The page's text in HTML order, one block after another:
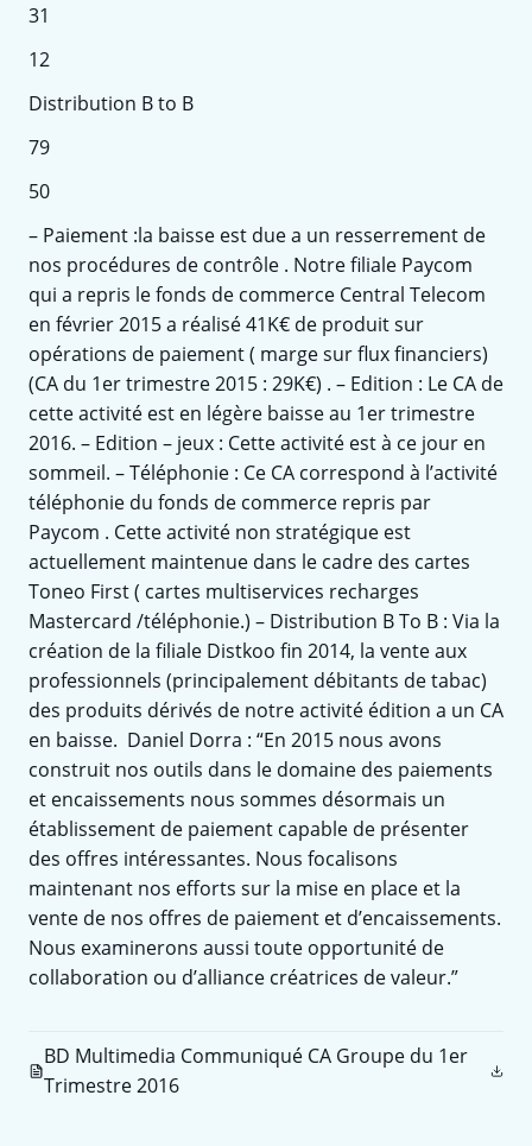
31
12
Distribution B to B
79
50
– Paiement :la baisse est due a un resserrement de
nos procédures de contrôle . Notre filiale Paycom
qui a repris le fonds de commerce Central Telecom
en février 2015 a réalisé 41K€ de produit sur
opérations de paiement ( marge sur flux financiers)
(CA du 1er trimestre 2015 : 29K€) . – Edition : Le CA de
cette activité est en légère baisse au 1er ​trimestre
2016. – Edition – jeux : Cette activité est à ce jour en
sommeil. – Téléphonie : Ce CA correspond à l’activité
téléphonie du fonds de commerce repris par
Paycom . Cette activité non stratégique est
actuellement maintenue dans le cadre des cartes
Toneo First ( cartes multiservices recharges
Mastercard /téléphonie.) – Distribution B To B : Via la
création de la filiale Distkoo fin 2014, la vente aux
professionnels (principalement débitants de tabac)
des produits dérivés de notre activité édition a un CA
en baisse. ​ Daniel Dorra : “En 2015 nous avons
construit nos outils dans le domaine des paiements
et encaissements nous sommes désormais un
établissement de paiement capable de présenter
des offres intéressantes. Nous focalisons
maintenant nos efforts sur la mise en place et la
vente de nos offres de paiement et d’encaissements.
Nous examinerons aussi toute opportunité de
collaboration ou d’alliance créatrices de valeur.”
BD Multimedia Communiqué CA Groupe du 1er
Trimestre 2016